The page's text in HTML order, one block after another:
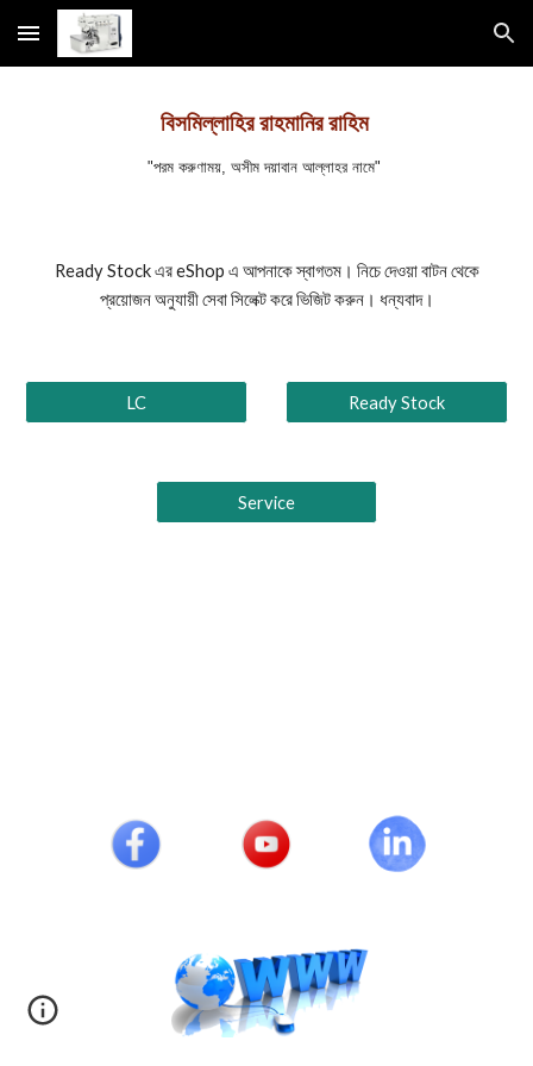
Skip to main content Skip to navigation
বিসমিল্লাহির রাহমানির রাহিম
"পরম করুণাময়, অসীম দয়াবান আল্লাহর নামে"
Ready Stock এর eShop এ আপনাকে স্বাগতম। নিচে দেওয়া বাটন থেকে
প্রয়োজন অনুযায়ী সেবা সিলেক্ট করে ভিজিট করুন। ধন্যবাদ।
LC Ready Stock
Service